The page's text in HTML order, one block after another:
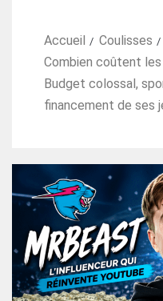
Accueil
Coulisses
Combien coûtent
Budget colossal,
financement de ses